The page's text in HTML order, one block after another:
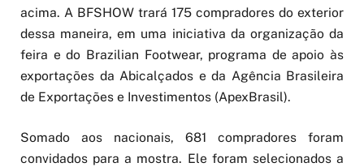
acima. A BFSHOW trará 175 compradores do exterior
dessa maneira, em uma iniciativa da organização da
feira e do Brazilian Footwear, programa de apoio às
exportações da Abicalçados e da Agência Brasileira
de Exportações e Investimentos (ApexBrasil).
Somado aos nacionais, 681 compradores foram
convidados para a mostra. Ele foram selecionados a